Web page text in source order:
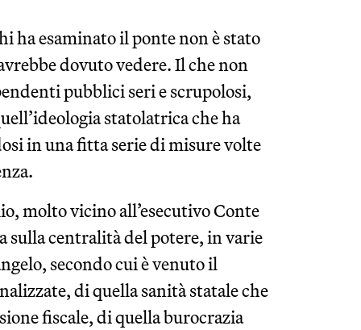
ha esaminato il ponte non è stato
dovuto vedere. Il che non
pubblici seri e scrupolosi,
statolatrica che ha
in una fitta serie di misure volte
molto vicino all’esecutivo Conte
sulla centralità del potere, in varie
secondo cui è venuto il
di quella sanità statale che
fiscale, di quella burocrazia